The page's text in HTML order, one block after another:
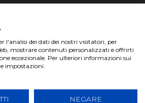
Rights Reserved.
l'analisi dei dati dei nostri visitatori, per
mostrare contenuti personalizzati e offrirti
eccezionale. Per ulteriori informazioni sui
impostazioni.
NEGARE